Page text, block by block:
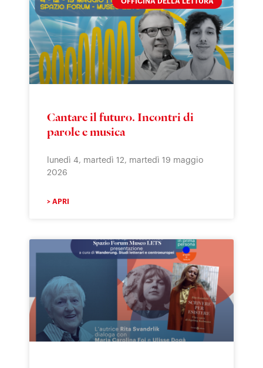
Cantare il futuro. Incontri di
parole e musica
lunedì 4, martedì 12, martedì 19 maggio
2026
> APRI